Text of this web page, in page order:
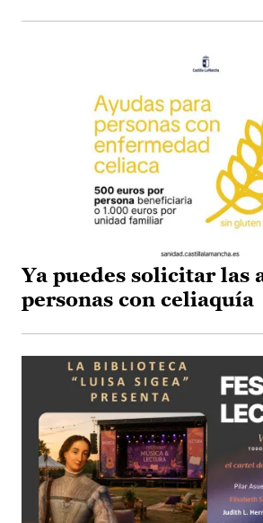
Ya puedes solicitar las
personas con celiaquía